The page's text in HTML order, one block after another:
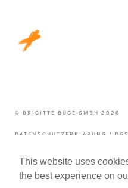
This website uses
the best experience on
© BRIGITTE BÜGE GMBH 2026
DATENSCHUTZERKLÄRUNG /
WIR FREUEN UNS AUF DEINE